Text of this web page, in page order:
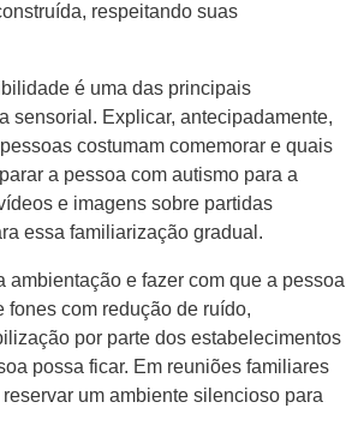
respeitando suas
é uma das principais
sensorial. Explicar, antecipadamente,
costumam comemorar e quais
a pessoa com autismo para a
e imagens sobre partidas
essa familiarização gradual.
e fazer com que a pessoa
com redução de ruído,
por parte dos estabelecimentos
possa ficar. Em reuniões familiares
um ambiente silencioso para